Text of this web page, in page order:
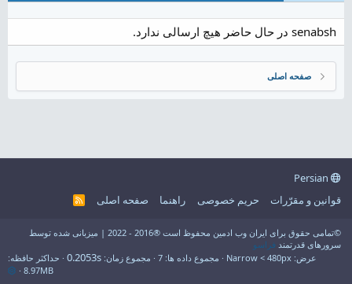
senabsh در حال حاضر هیچ ارسالی ندارد.
صفحه اصلی
قوانین و مقرّرات
حریم خصوصی راهنما صفحه اصلی
R
©تمامی حقوق برای ایران وب ادمین محفوظ است ®2016 - 2022 | میزبانی شده توسط
سرورهای قدرتمند فراسو
عرض
مجموع داده ها 7 مجموع زمان 0.2053s
حداکثر حافظه
8.97MB